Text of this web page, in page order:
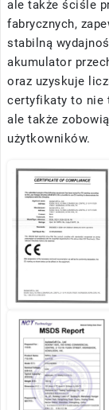
ale także ściśle
fabrycznych,
stabilną
akumulator
oraz uzyskuje
certyfikaty to nie
ale także
użytkowników.